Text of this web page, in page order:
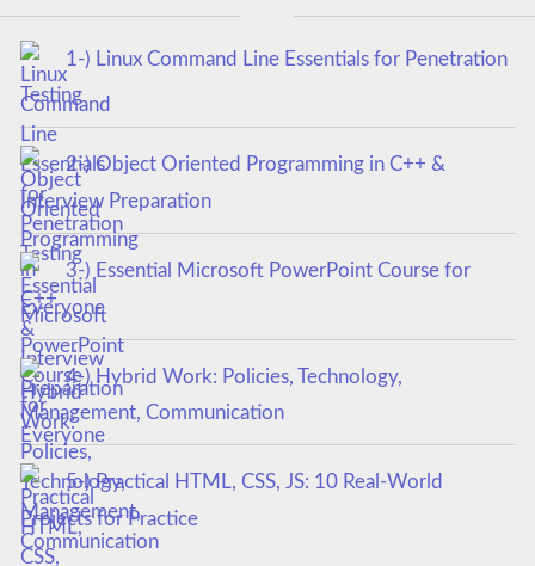
1-) Linux Command Line Essentials for Penetration
Testing
2-) Object Oriented Programming in C++ &
Interview Preparation
3-) Essential Microsoft PowerPoint Course for
Everyone
4-) Hybrid Work: Policies, Technology,
Management, Communication
5-) Practical HTML, CSS, JS: 10 Real-World
Projects for Practice